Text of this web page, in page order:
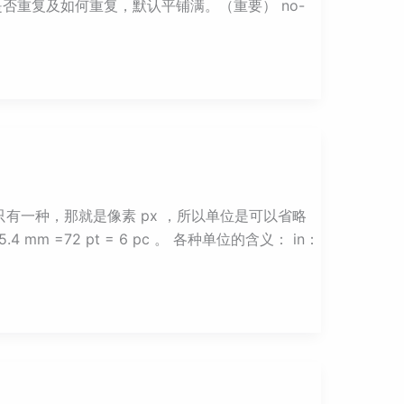
复及如何重复，默认平铺满。（重要） no-
一种，那就是像素 px ，所以单位是可以省略
mm =72 pt = 6 pc 。 各种单位的含义： in：